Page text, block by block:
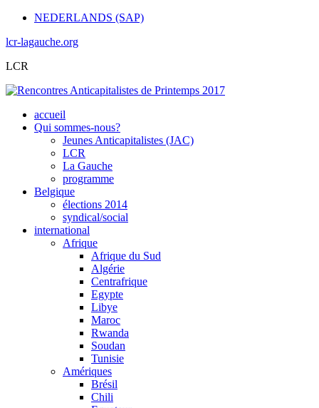
NEDERLANDS (SAP)
lcr-lagauche.org
LCR
accueil
Qui sommes-nous?
Jeunes Anticapitalistes (JAC)
LCR
La Gauche
programme
Belgique
élections 2014
syndical/social
international
Afrique
Afrique du Sud
Algérie
Centrafrique
Egypte
Libye
Maroc
Rwanda
Soudan
Tunisie
Amériques
Brésil
Chili